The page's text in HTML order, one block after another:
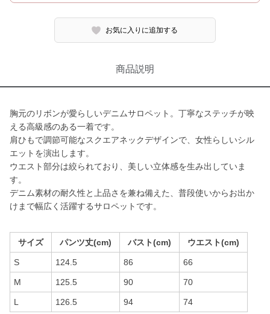
お気に入りに追加する
商品説明
胸元のリボンが愛らしいデニムサロペット。丁寧なステッチが映
える高級感のある一着です。
肩ひもで調節可能なスクエアネックデザインで、女性らしいシル
エットを演出します。
ウエスト部分は絞られており、美しい立体感を生み出していま
す。
デニム素材の耐久性と上品さを兼ね備えた、普段使いからお出か
けまで幅広く活躍するサロペットです。
サイズ パンツ丈(cm) バスト(cm) ウエスト(cm)
S 124.5 86 66
M 125.5 90 70
L 126.5 94 74